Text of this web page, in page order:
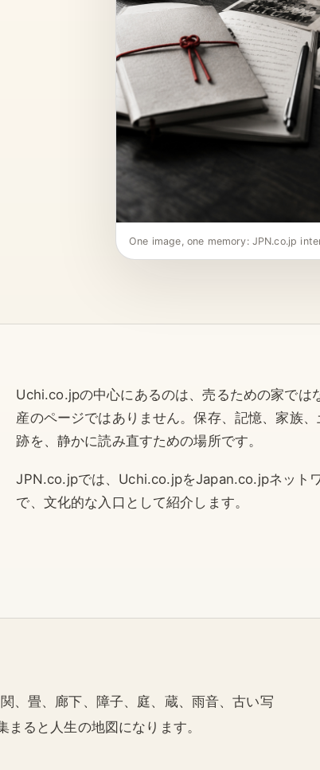
One image, one memory: JPN.co.jp
Uchi.co.jpの中心にあるのは、売るための家では
産のページではありません。保存、記憶、家族
跡を、静かに読み直すための場所です。
JPN.co.jpでは、Uchi.co.jpをJapan.co.jpネット
で、文化的な入口として紹介します。
、畳、廊下、障子、庭、蔵、雨音、古い写
ると人生の地図になります。